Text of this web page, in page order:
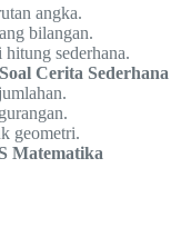
angka.
bilangan.
sederhana.
Cerita Sederhana
geometri.
Matematika